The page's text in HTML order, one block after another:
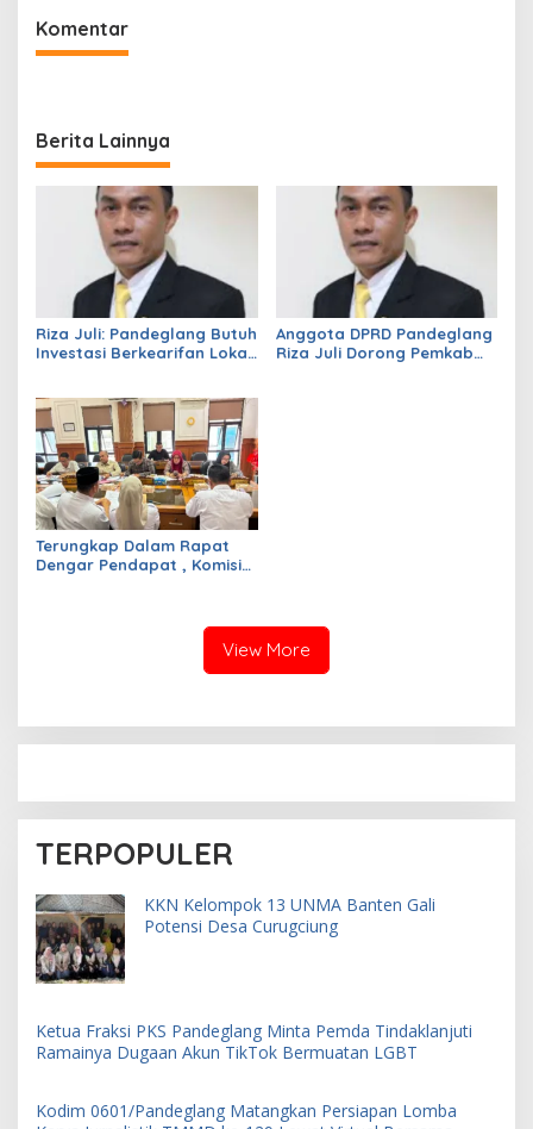
Komentar
Berita Lainnya
Riza Juli: Pandeglang Butuh
Investasi Berkearifan Lokal
Lapangan Kerja
Anggota DPRD Pandeglang
Riza Juli Dorong Pemkab
Terungkap Dalam Rapat
Dengar Pendapat , Komisi
View More
TERPOPULER
KKN Kelompok 13 UNMA Banten Gali
Potensi Desa Curugciung
Ketua Fraksi PKS Pandeglang Minta Pemda Tindaklanjuti
Ramainya Dugaan Akun TikTok Bermuatan LGBT
Kodim 0601/Pandeglang Matangkan Persiapan Lomba